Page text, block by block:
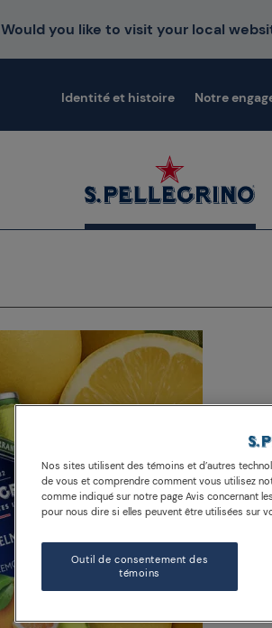
Would you like to visit your local
Identité et histoire Notre
Nos sites utilisent des témoins et d’autres
de vous et comprendre comment vous utilisez
comme indiqué sur notre page Avis concernant
pour nous dire si elles peuvent être utilisées sur
Outil de consentement des
témoins